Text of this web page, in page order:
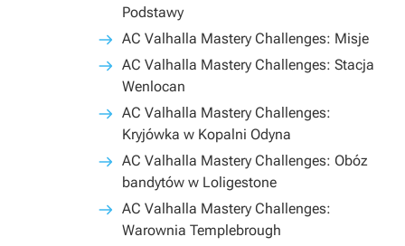
Podstawy
AC Valhalla Mastery Challenges: Misje
AC Valhalla Mastery Challenges: Stacja
Wenlocan
AC Valhalla Mastery Challenges:
Kryjówka w Kopalni Odyna
AC Valhalla Mastery Challenges: Obóz
bandytów w Loligestone
AC Valhalla Mastery Challenges:
Warownia Templebrough